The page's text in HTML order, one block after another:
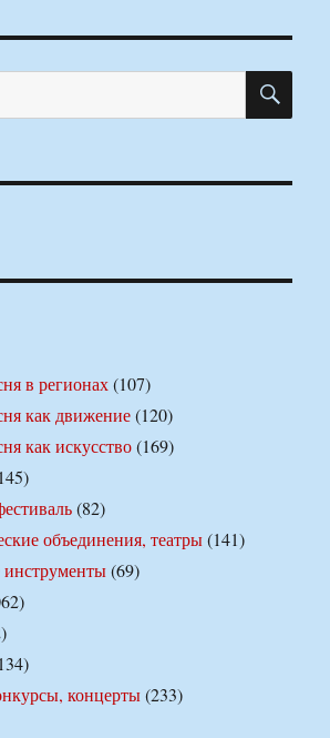
в регионах(107)
как движение(120)
как искусство(169)
(82)
объединения, театры(141)
(69)
концерты(233)